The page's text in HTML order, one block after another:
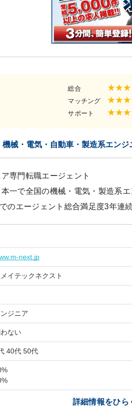
総合
マッチング
サポート
械・電気・自動車・製造系エン
専門転職エージェント
一で全国の機械・電気・製造系
のエージェント総合満足度3年連
next.jp
イテックネクスト
ジニア
ない
40代 50代
詳細情報をひら